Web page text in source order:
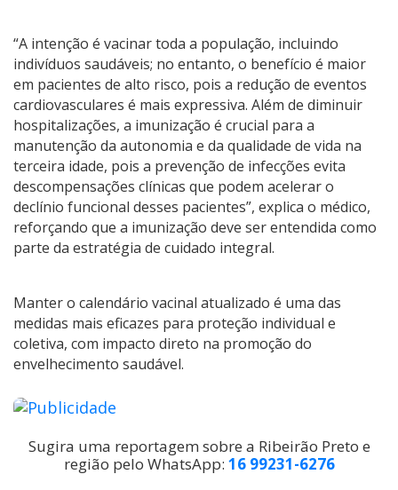
“A intenção é vacinar toda a população, incluindo
indivíduos saudáveis; no entanto, o benefício é maior
em pacientes de alto risco, pois a redução de eventos
cardiovasculares é mais expressiva. Além de diminuir
hospitalizações, a imunização é crucial para a
manutenção da autonomia e da qualidade de vida na
terceira idade, pois a prevenção de infecções evita
descompensações clínicas que podem acelerar o
declínio funcional desses pacientes”, explica o médico,
reforçando que a imunização deve ser entendida como
parte da estratégia de cuidado integral.
Manter o calendário vacinal atualizado é uma das
medidas mais eficazes para proteção individual e
coletiva, com impacto direto na promoção do
envelhecimento saudável.
Sugira uma reportagem sobre a Ribeirão Preto e
região pelo WhatsApp: 16 99231-6276